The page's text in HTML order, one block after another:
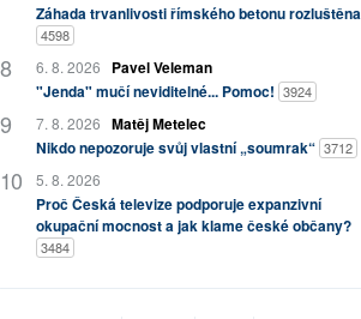
Záhada trvanlivosti římského betonu rozluštěna
4598
6. 8. 2026
Pavel Veleman
"Jenda" mučí neviditelné... Pomoc! 3924
7. 8. 2026 Matěj Metelec
Nikdo nepozoruje svůj vlastní „soumrak“ 3712
5. 8. 2026
Proč Česká televize podporuje expanzivní
okupační mocnost a jak klame české občany?
3484